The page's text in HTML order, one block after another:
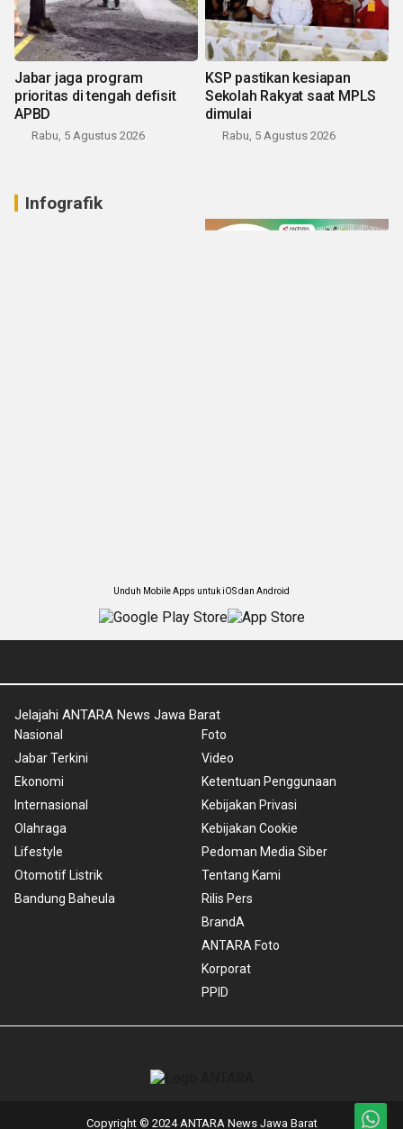
Jabar jaga program
prioritas di tengah defisit
APBD
Rabu, 5 Agustus 2026
KSP pastikan kesiapan
Sekolah Rakyat saat MPLS
dimulai
Rabu, 5 Agustus 2026
Infografik
Unduh Mobile Apps untuk iOS dan Android
Jelajahi ANTARA News Jawa Barat
Nasional
Jabar Terkini
Ekonomi
Internasional
Olahraga
Lifestyle
Otomotif Listrik
Bandung Baheula
Foto
Video
Ketentuan Penggunaan
Kebijakan Privasi
Kebijakan Cookie
Pedoman Media Siber
Tentang Kami
Rilis Pers
BrandA
ANTARA Foto
Korporat
PPID
Copyright © 2024 ANTARA News Jawa Barat